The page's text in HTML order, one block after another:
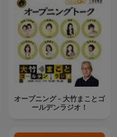
オープニング - 大竹まことゴ
ールデンラジオ！